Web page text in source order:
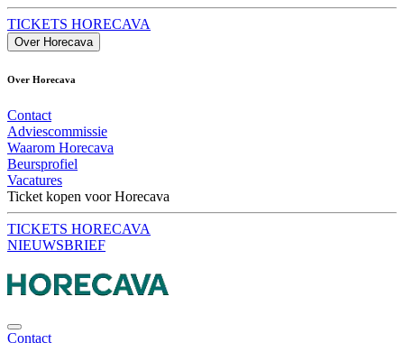
TICKETS HORECAVA
Over Horecava
Over Horecava
Contact
Adviescommissie
Waarom Horecava
Beursprofiel
Vacatures
Ticket kopen voor Horecava
TICKETS HORECAVA
NIEUWSBRIEF
Contact